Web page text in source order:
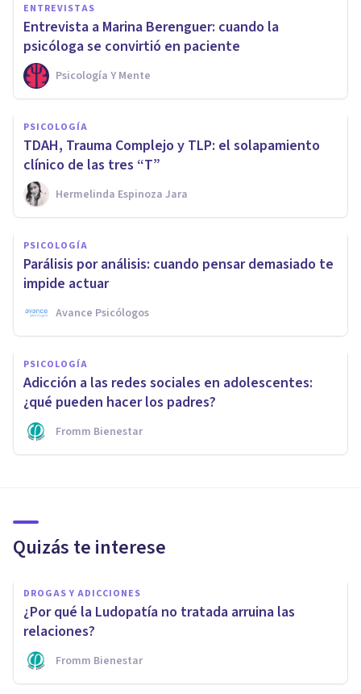
ENTREVISTAS
Entrevista a Marina Berenguer: cuando la
psicóloga se convirtió en paciente
Psicología Y Mente
PSICOLOGÍA
TDAH, Trauma Complejo y TLP: el solapamiento
clínico de las tres “T”
Hermelinda Espinoza Jara
PSICOLOGÍA
Parálisis por análisis: cuando pensar demasiado te
impide actuar
Avance Psicólogos
PSICOLOGÍA
Adicción a las redes sociales en adolescentes:
¿qué pueden hacer los padres?
Fromm Bienestar
Quizás te interese
DROGAS Y ADICCIONES
¿Por qué la Ludopatía no tratada arruina las
relaciones?
Fromm Bienestar